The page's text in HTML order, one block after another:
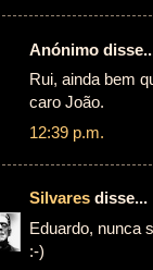
Anónimo
Rui, ainda bem
caro João.
12:39 p.m.
Silvares disse...
Eduardo, nunca
:-)